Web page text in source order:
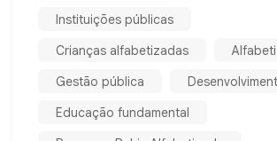
Instituições públicas
Crianças alfabetizadas
Gestão pública
Educação fundamental